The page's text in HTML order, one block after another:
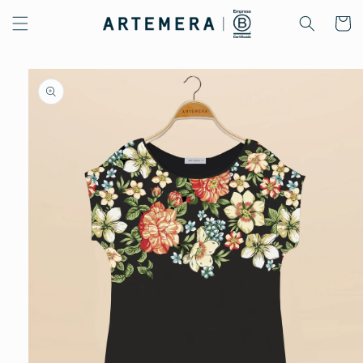
directamente
al contenido
Carrito
directamente
información